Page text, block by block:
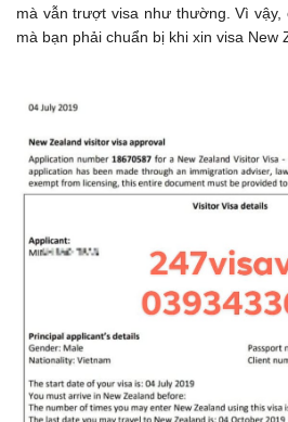
mà vẫn trượt visa như thường. Vì
mà bạn phải chuẩn bị khi xin visa New